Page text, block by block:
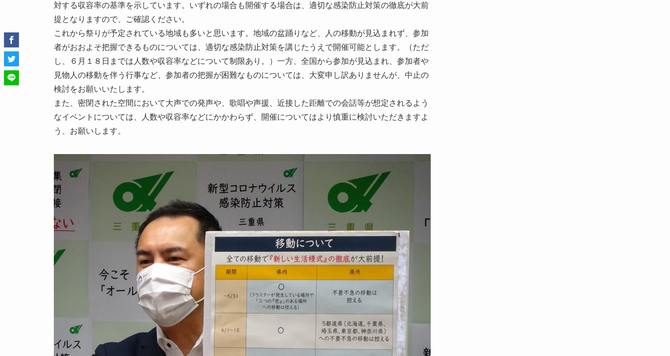
対する収容率の基準を示しています。いずれの場合も開催する場合は、適切な感染防止対策の徹底が大前
提となりますので、ご確認ください。
これから祭りが予定されている地域も多いと思います。地域の盆踊りなど、人の移動が見込まれず、参加
者がおおよそ把握できるものについては、適切な感染防止対策を講じたうえで開催可能とします。（ただ
し、６月１８日までは人数や収容率などについて制限あり。）一方、全国から参加が見込まれ、参加者や
見物人の移動を伴う行事など、参加者の把握が困難なものについては、大変申し訳ありませんが、中止の
検討をお願いいたします。
また、密閉された空間において大声での発声や、歌唱や声援、近接した距離での会話等が想定されるよう
なイベントについては、人数や収容率などにかかわらず、開催についてはより慎重に検討いただきますよ
う、お願いします。